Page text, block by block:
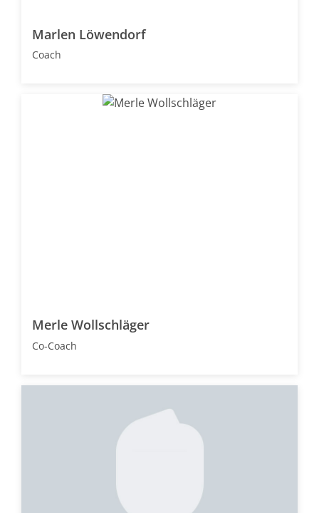
Marlen Löwendorf
Coach
Merle Wollschläger
Co-Coach